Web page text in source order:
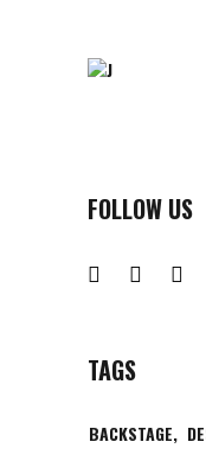
FOLLOW US
TAGS
BACKSTAGE